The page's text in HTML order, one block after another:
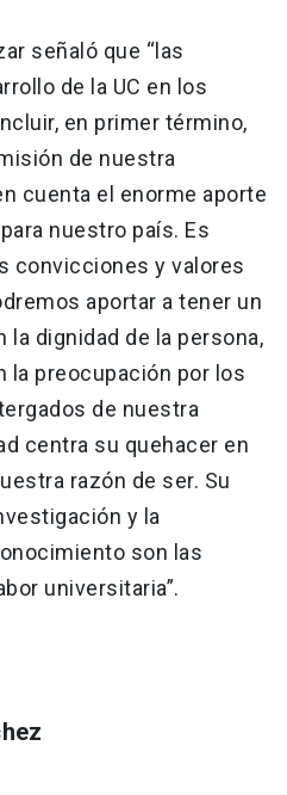
señaló que “las
de la UC en los
en primer término,
de nuestra
cuenta el enorme aporte
nuestro país. Es
convicciones y valores
aportar a tener un
la dignidad de la persona,
la preocupación por los
de nuestra
centra su quehacer en
razón de ser. Su
y la
son las
universitaria”.